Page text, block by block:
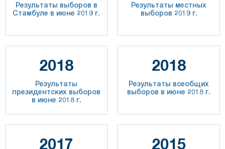
Результаты выборов в
Стамбуле в июне 2019 г.
Результаты местных
выборов 2019 г.
2018
Результаты
президентских выборов
в июне 2018 г.
2018
Результаты всеобщих
выборов в июне 2018 г.
2017 2015